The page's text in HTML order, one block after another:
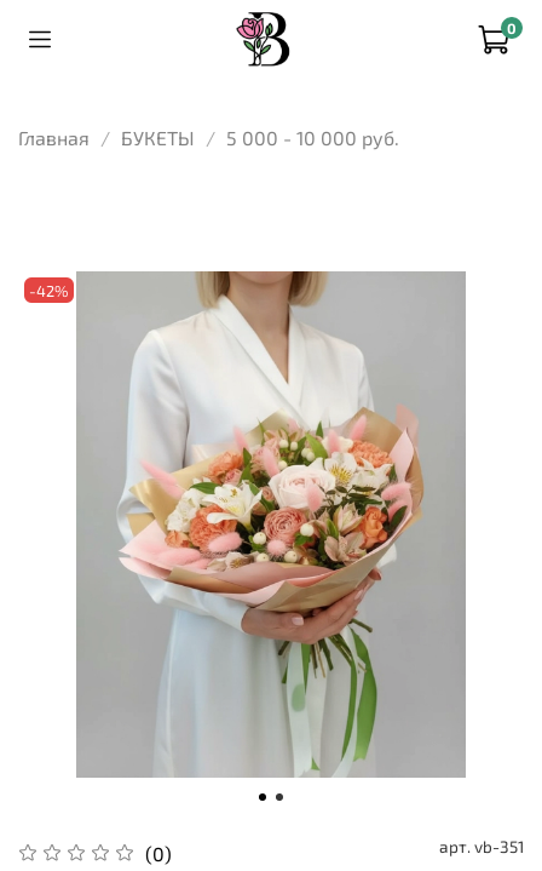
0
Главная БУКЕТЫ 5 000 - 10 000 руб.
-42%
(0) арт. vb-351